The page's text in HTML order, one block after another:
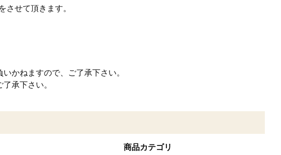
させて頂きます。
かねますので、ご了承下さい。
承下さい。
商品カテゴリ